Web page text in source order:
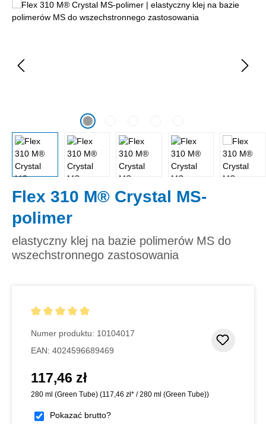
Pomiń galerię zdjęć
Flex 310 M® Crystal MS-
polimer
elastyczny klej na bazie polimerów MS do
wszechstronnego zastosowania
Numer produktu: 10104017
EAN: 4024596689469
Cena regularna:
117,46 zł
280 ml (Green Tube) (117,46 zł* / 280 ml (Green Tube))
Pokazać brutto?